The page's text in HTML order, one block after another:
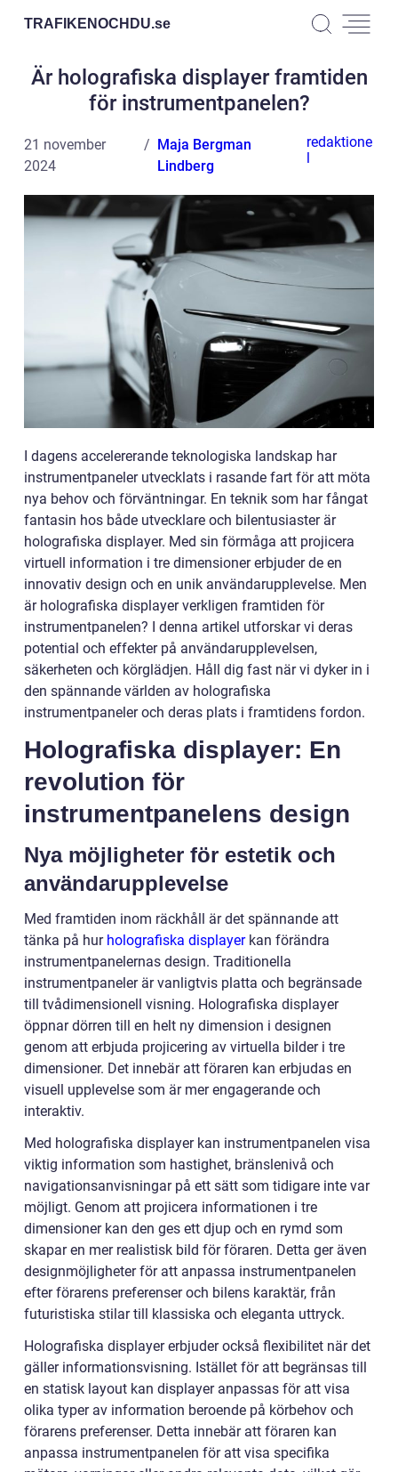
TRAFIKENOCHDU.se
Är holografiska displayer framtiden
för instrumentpanelen?
21 november
2024
Maja Bergman
Lindberg
redaktione
l
I dagens accelererande teknologiska landskap har
instrumentpaneler utvecklats i rasande fart för att möta
nya behov och förväntningar. En teknik som har fångat
fantasin hos både utvecklare och bilentusiaster är
holografiska displayer. Med sin förmåga att projicera
virtuell information i tre dimensioner erbjuder de en
innovativ design och en unik användarupplevelse. Men
är holografiska displayer verkligen framtiden för
instrumentpanelen? I denna artikel utforskar vi deras
potential och effekter på användarupplevelsen,
säkerheten och körglädjen. Håll dig fast när vi dyker in i
den spännande världen av holografiska
instrumentpaneler och deras plats i framtidens fordon.
Holografiska displayer: En
revolution för
instrumentpanelens design
Nya möjligheter för estetik och
användarupplevelse
Med framtiden inom räckhåll är det spännande att
tänka på hur holografiska displayerkan förändra
instrumentpanelernas design. Traditionella
instrumentpaneler är vanligtvis platta och begränsade
till tvådimensionell visning. Holografiska displayer
öppnar dörren till en helt ny dimension i designen
genom att erbjuda projicering av virtuella bilder i tre
dimensioner. Det innebär att föraren kan erbjudas en
visuell upplevelse som är mer engagerande och
interaktiv.
Med holografiska displayer kan instrumentpanelen visa
viktig information som hastighet, bränslenivå och
navigationsanvisningar på ett sätt som tidigare inte var
möjligt. Genom att projicera informationen i tre
dimensioner kan den ges ett djup och en rymd som
skapar en mer realistisk bild för föraren. Detta ger även
designmöjligheter för att anpassa instrumentpanelen
efter förarens preferenser och bilens karaktär, från
futuristiska stilar till klassiska och eleganta uttryck.
Holografiska displayer erbjuder också flexibilitet när det
gäller informationsvisning. Istället för att begränsas till
en statisk layout kan displayer anpassas för att visa
olika typer av information beroende på körbehov och
förarens preferenser. Detta innebär att föraren kan
anpassa instrumentpanelen för att visa specifika